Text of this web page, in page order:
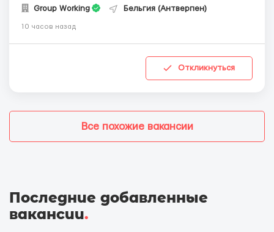
Group Working Бельгия (Антверпен)
10 часов назад
Откликнуться
Все похожие вакансии
Последние добавленные
вакансии.